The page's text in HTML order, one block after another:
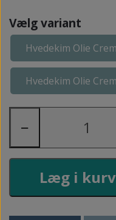
Vælg variant
Hvedekim Olie
Hvedekim Olie
−
Læg i